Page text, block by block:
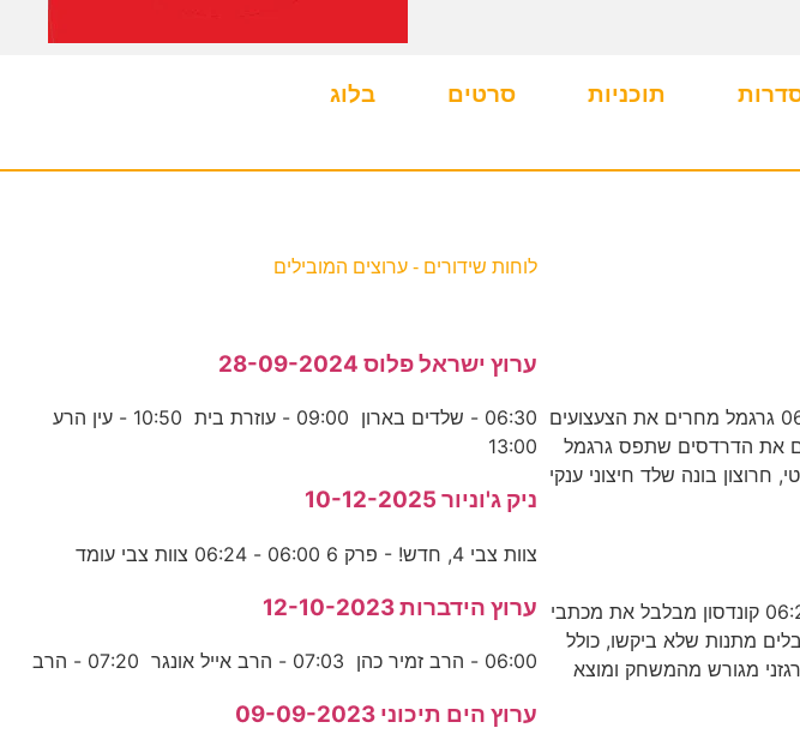
תוכניות סרטים בלוג
הדרדסים 3 - פרק 1 06:00 - 06:24 גרגמל מחרים את הצעצועים
את הדרדסים שתפס גרגמל
חרוצון בונה שלד חיצוני ענקי
הדרדסים 2 - פרק 52 06:00 - 06:24 קונדסון מבלבל את מכתבי
מתנות שלא ביקשו, כולל
מגורש מהמשחק ומוצא
לוחות שידורים - ערוצים המובילים
ערוץ ישראל פלוס 28-09-2024
06:30 - שלדים בארון 09:00 - עוזרת בית 10:50 - עין הרע
13:00
ניק ג'וניור 10-12-2025
צוות צבי 4, חדש! - פרק 6 06:00 - 06:24 צוות צבי עומד
ערוץ הידברות 12-10-2023
06:00 - הרב זמיר כהן 07:03 - הרב אייל אונגר 07:20 - הרב
ערוץ הים תיכוני 09-09-2023